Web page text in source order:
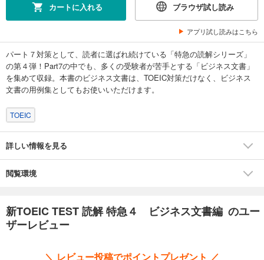
カートに入れる ブラウザ試し読み
アプリ試し読みはこちら
パート７対策として、読者に選ばれ続けている「特急の読解シリーズ」
の第４弾！Part7の中でも、多くの受験者が苦手とする「ビジネス文書」
を集めて収録。本書のビジネス文書は、TOEIC対策だけなく、ビジネス
文書の用例集としてもお使いいただけます。
TOEIC
詳しい情報を見る
閲覧環境
新TOEIC TEST 読解 特急４ ビジネス文書編 のユー
ザーレビュー
＼ レビュー投稿でポイントプレゼント ／